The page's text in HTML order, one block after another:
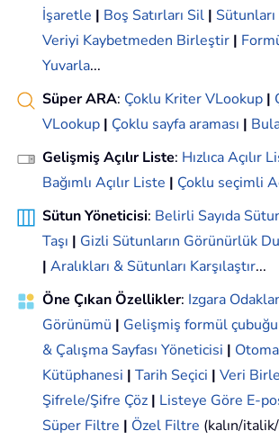
İşaretle | Boş Satırları Sil |
Veriyi Kaybetmeden Birleştir |
Yuvarla...
Süper ARA: Çoklu Kriter VLookup |
VLookup | Çoklu sayfa araması |
Gelişmiş Açılır Liste: Hızlıca Açılır
Bağımlı Açılır Liste | Çoklu seçimli
Sütun Yöneticisi: Belirli Sayıda
Taşı | Gizli Sütunların Görünürlük
| Aralıkları & Sütunları Karşılaştır...
Öne Çıkan Özellikler: Izgara
Görünümü | Gelişmiş formül çubuğu
& Çalışma Sayfası Yöneticisi |
Kütüphanesi | Tarih Seçici | Veri
Şifrele/Şifre Çöz | Listeye Göre E-
Süper Filtre | Özel Filtre (kalın/